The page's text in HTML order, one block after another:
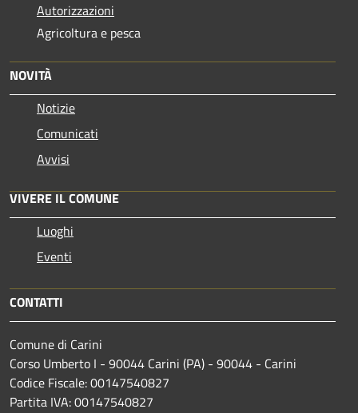
Autorizzazioni
Agricoltura e pesca
NOVITÀ
Notizie
Comunicati
Avvisi
VIVERE IL COMUNE
Luoghi
Eventi
CONTATTI
Comune di Carini
Corso Umberto I - 90044 Carini (PA) - 90044 - Carini
Codice Fiscale: 00147540827
Partita IVA: 00147540827